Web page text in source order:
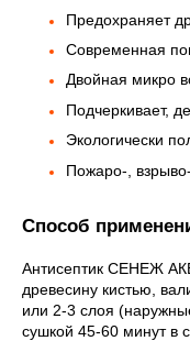
Предохраняет
Современная
Двойная микро
Подчеркивает,
Экологически
Пожаро-,
Способ
Антисептик СЕНЕЖ
древесину кистью,
или 2-3 слоя
сушкой 45-60 минут в